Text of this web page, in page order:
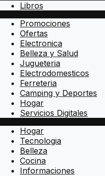
Libros
Promociones
Ofertas
Electronica
Belleza y Salud
Jugueteria
Electrodomesticos
Ferreteria
Camping y Deportes
Hogar
Servicios Digitales
Hogar
Tecnologia
Belleza
Cocina
Informaciones